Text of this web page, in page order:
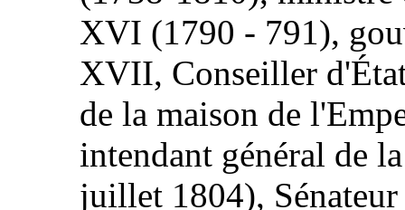
XVI (1790 - 791),
XVII, Conseiller
de la maison de
intendant général de
juillet 1804),